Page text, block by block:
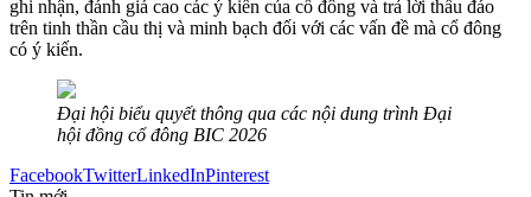
ghi nhận, đánh giá cao các ý kiến của cổ đông và trả lời thấu đáo
trên tinh thần cầu thị và minh bạch đối với các vấn đề mà cổ đông
có ý kiến.
Đại hội biểu quyết thông qua các nội dung trình Đại
hội đồng cổ đông BIC 2026
FacebookTwitterLinkedInPinterest